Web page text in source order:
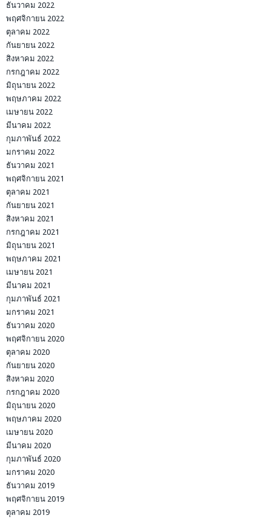
ธันวาคม 2022
พฤศจิกายน 2022
ตุลาคม 2022
กันยายน 2022
สิงหาคม 2022
กรกฎาคม 2022
มิถุนายน 2022
พฤษภาคม 2022
เมษายน 2022
มีนาคม 2022
กุมภาพันธ์ 2022
มกราคม 2022
ธันวาคม 2021
พฤศจิกายน 2021
ตุลาคม 2021
กันยายน 2021
สิงหาคม 2021
กรกฎาคม 2021
มิถุนายน 2021
พฤษภาคม 2021
เมษายน 2021
มีนาคม 2021
กุมภาพันธ์ 2021
มกราคม 2021
ธันวาคม 2020
พฤศจิกายน 2020
ตุลาคม 2020
กันยายน 2020
สิงหาคม 2020
กรกฎาคม 2020
มิถุนายน 2020
พฤษภาคม 2020
เมษายน 2020
มีนาคม 2020
กุมภาพันธ์ 2020
มกราคม 2020
ธันวาคม 2019
พฤศจิกายน 2019
ตุลาคม 2019